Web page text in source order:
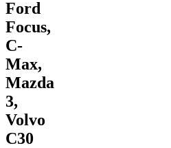
Ford
Focus,
C-
Max,
Mazda
3,
Volvo
C30